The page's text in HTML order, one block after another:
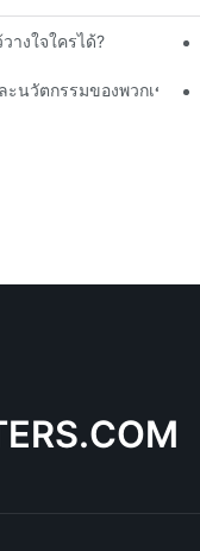
างใจใครได้?
นวัตกรรมของพวกเขา